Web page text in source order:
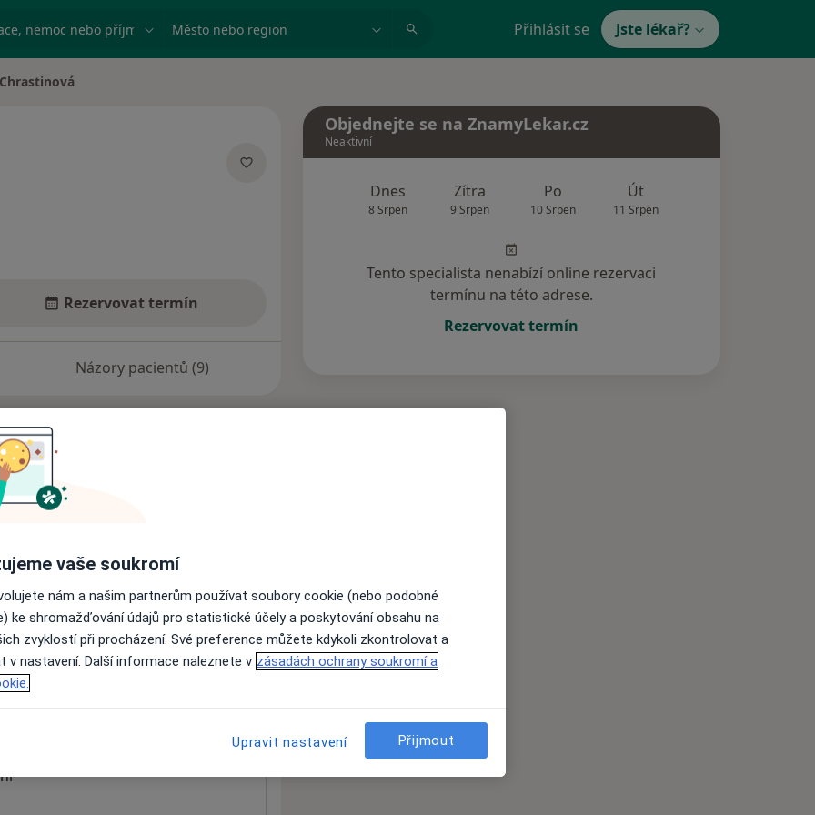
nemoc nebo příjmení Město nebo region Přihlásit se Jste lékař?
Rezervovat termín
Názory pacientů (9)
nejsou k dispozici
informace o svých službách.
Objednejte se na ZnamyLekar.cz
Neaktivní
Dnes
8 Srpen
Zítra
9 Srpen
Po
10 Srpen
Út
11 Srpen
Tento specialista nenabízí online rezervaci
termínu na této adrese.
Rezervovat termín
vaše soukromí
nám a našim partnerům používat soubory cookie (nebo podobné
ke shromažďování údajů pro statistické účely a poskytování obsahu na
zvyklostí při procházení. Své preference můžete kdykoli zkontrolovat a
v nastavení. Další informace naleznete v zásadách ochrany soukromí a
Upravit nastavení Přijmout